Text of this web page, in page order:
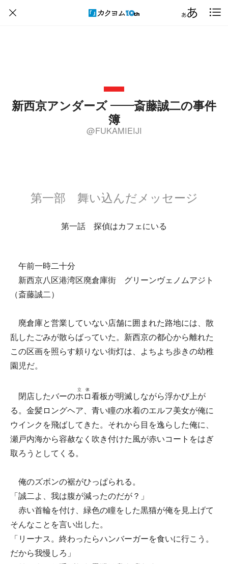
新西京アンダーズ ――斎藤誠二の事件
簿
@FUKAMIEIJI
第一部 舞い込んだメッセージ
第一話 探偵はカフェにいる
午前一時二十分
新西京八区港湾区廃倉庫街 グリーンヴェノムアジト
（斎藤誠二）
廃倉庫と営業していない店舗に囲まれた路地には、散
乱したごみが散らばっていた。新西京の都心から離れた
この区画を照らす頼りない街灯は、よちよち歩きの幼稚
園児だ。
閉店したバーのホロ
立体
看板が明滅しながら浮かび上が
る。金髪ロングヘア、青い瞳の水着のエルフ美女が俺に
ウインクを飛ばしてきた。それから目を逸らした俺に、
瀬戸内海から容赦なく吹き付けた風が赤いコートをはぎ
取ろうとしてくる。
俺のズボンの裾がひっぱられる。
「誠二よ、我は腹が減ったのだが？」
赤い首輪を付け、緑色の瞳をした黒猫が俺を見上げて
そんなことを言い出した。
「リーナス。終わったらハンバーガーを食いに行こう。
だから我慢しろ」